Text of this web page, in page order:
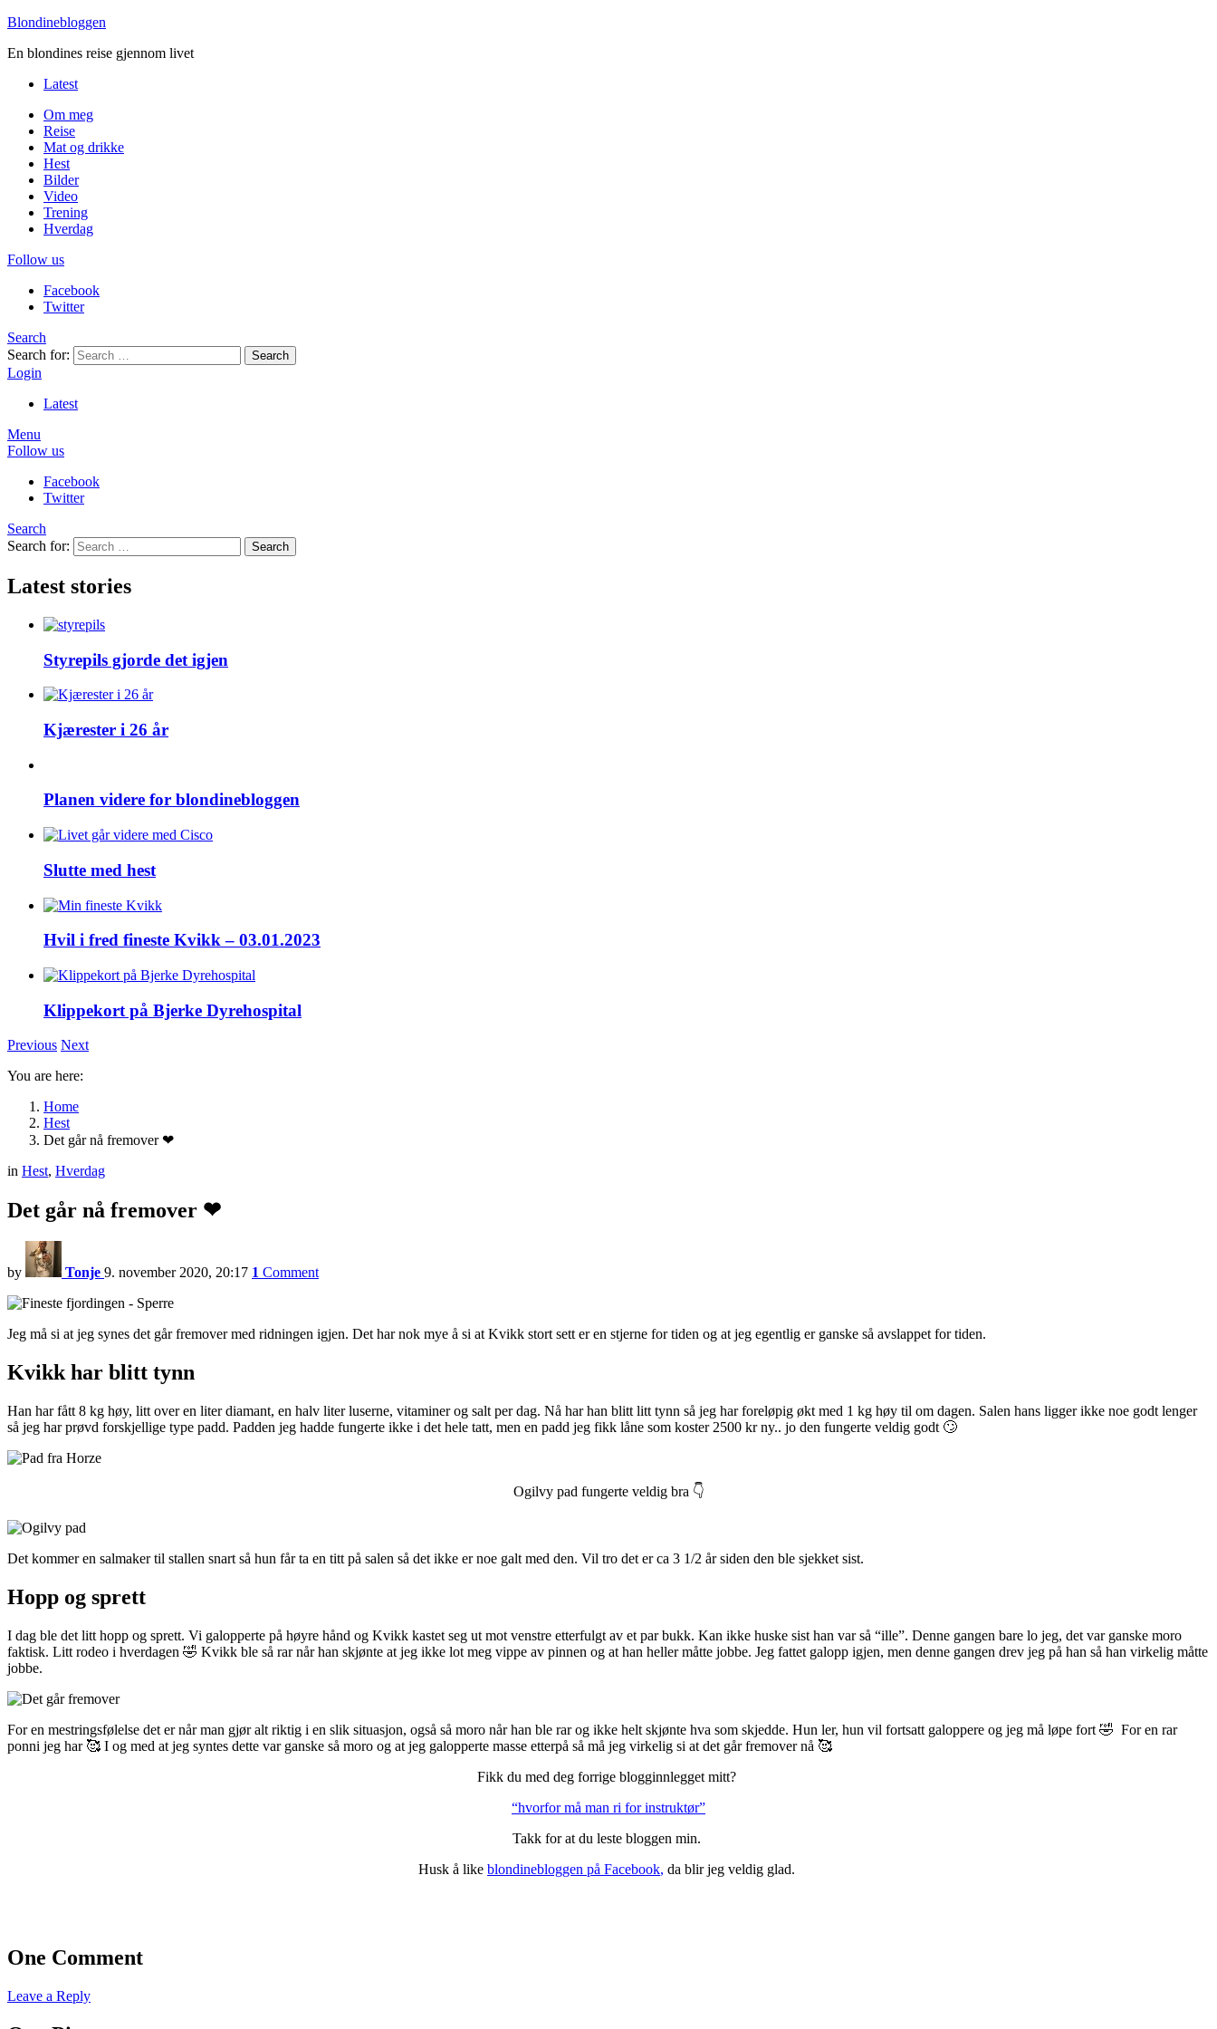
Blondinebloggen
En blondines reise gjennom livet
Latest
Om meg
Reise
Mat og drikke
Hest
Bilder
Video
Trening
Hverdag
Follow us
Facebook
Twitter
Search
Search for:
Search
Login
Latest
Menu
Follow us
Facebook
Twitter
Search
Search for:
Search
Latest stories
Styrepils gjorde det igjen
Kjærester i 26 år
Planen videre for blondinebloggen
Slutte med hest
Hvil i fred fineste Kvikk – 03.01.2023
Klippekort på Bjerke Dyrehospital
Previous Next
You are here:
Home
Hest
Det går nå fremover ❤
in Hest, Hverdag
Det går nå fremover ❤
by Tonje 9. november 2020, 20:17 1 Comment
Jeg må si at jeg synes det går fremover med ridningen igjen. Det har nok mye å si at Kvikk stort sett er en stjerne for tiden og at jeg egentlig er ganske så avslappet for tiden.
Kvikk har blitt tynn
Han har fått 8 kg høy, litt over en liter diamant, en halv liter luserne, vitaminer og salt per dag. Nå har han blitt litt tynn så jeg har foreløpig økt med 1 kg høy til om dagen. Salen hans ligger ikke noe godt lenger
så jeg har prøvd forskjellige type padd. Padden jeg hadde fungerte ikke i det hele tatt, men en padd jeg fikk låne som koster 2500 kr ny.. jo den fungerte veldig godt 🙄
Ogilvy pad fungerte veldig bra 👇
Det kommer en salmaker til stallen snart så hun får ta en titt på salen så det ikke er noe galt med den. Vil tro det er ca 3 1/2 år siden den ble sjekket sist.
Hopp og sprett
I dag ble det litt hopp og sprett. Vi galopperte på høyre hånd og Kvikk kastet seg ut mot venstre etterfulgt av et par bukk. Kan ikke huske sist han var så “ille”. Denne gangen bare lo jeg, det var ganske moro
faktisk. Litt rodeo i hverdagen 🤣 Kvikk ble så rar når han skjønte at jeg ikke lot meg vippe av pinnen og at han heller måtte jobbe. Jeg fattet galopp igjen, men denne gangen drev jeg på han så han virkelig måtte
jobbe.
For en mestringsfølelse det er når man gjør alt riktig i en slik situasjon, også så moro når han ble rar og ikke helt skjønte hva som skjedde. Hun ler, hun vil fortsatt galoppere og jeg må løpe fort 🤣 For en rar
ponni jeg har 🥰 I og med at jeg syntes dette var ganske så moro og at jeg galopperte masse etterpå så må jeg virkelig si at det går fremover nå 🥰
Fikk du med deg forrige blogginnlegget mitt?
“hvorfor må man ri for instruktør”
Takk for at du leste bloggen min.
Husk å like blondinebloggen på Facebook, da blir jeg veldig glad.
One Comment
Leave a Reply